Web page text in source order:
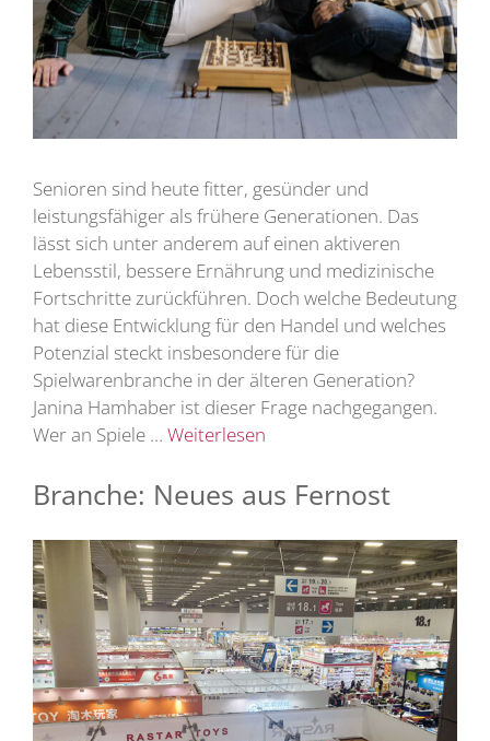
Senioren sind heute fitter, gesünder und
leistungsfähiger als frühere Generationen. Das
lässt sich unter anderem auf einen aktiveren
Lebensstil, bessere Ernährung und medizinische
Fortschritte zurückführen. Doch welche Bedeutung
hat diese Entwicklung für den Handel und welches
Potenzial steckt insbesondere für die
Spielwarenbranche in der älteren Generation?
Janina Hamhaber ist dieser Frage nachgegangen.
Wer an Spiele … Weiterlesen
Branche: Neues aus Fernost